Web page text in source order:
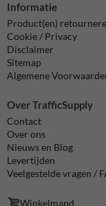
Informatie
Product(en)
Cookie / Privacy
Disclaimer
Sitemap
Algemene
Over TrafficSupply
Contact
Over ons
Nieuws en Blog
Levertijden
Veelgestelde vragen /
Winkelmand